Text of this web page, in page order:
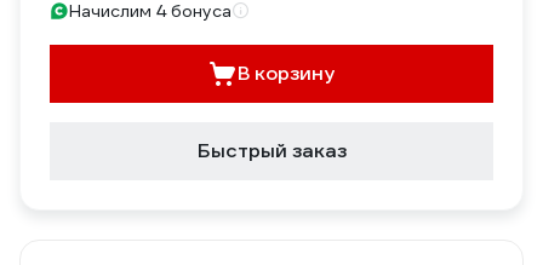
Начислим 4 бонуса
В корзину
Быстрый заказ